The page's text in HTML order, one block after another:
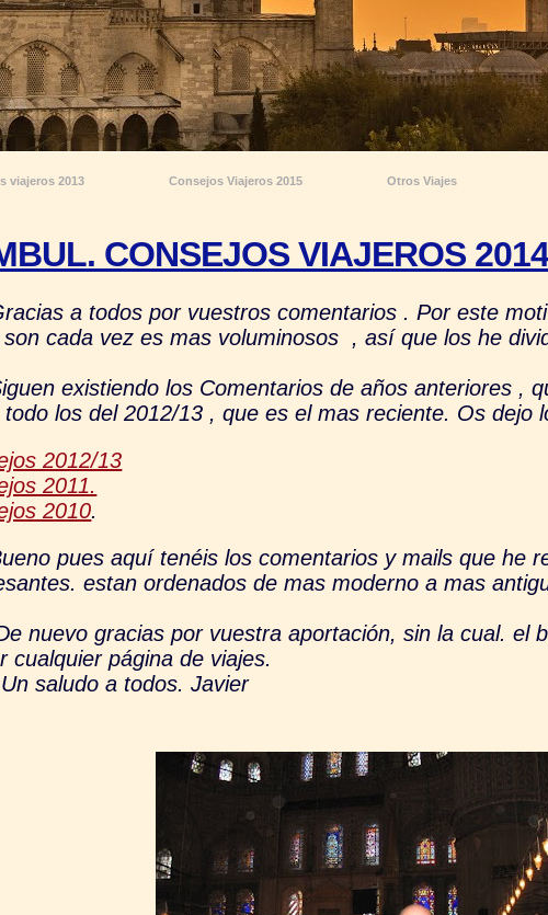
viajeros 2013 Consejos Viajeros 2015 Otros Viajes
CONSEJOS VIAJEROS
a todos por vuestros comentarios . Por este
cada vez es mas voluminosos , así que los he
los Comentarios de años anteriores ,
los del 2012/13 , que es el mas reciente. Os dejo
2012/13
2011.
2010.
aquí tenéis los comentarios y mails que he
estan ordenados de mas moderno a mas
gracias por vuestra aportación, sin la cual. el
cualquier página de viajes.
a todos. Javier